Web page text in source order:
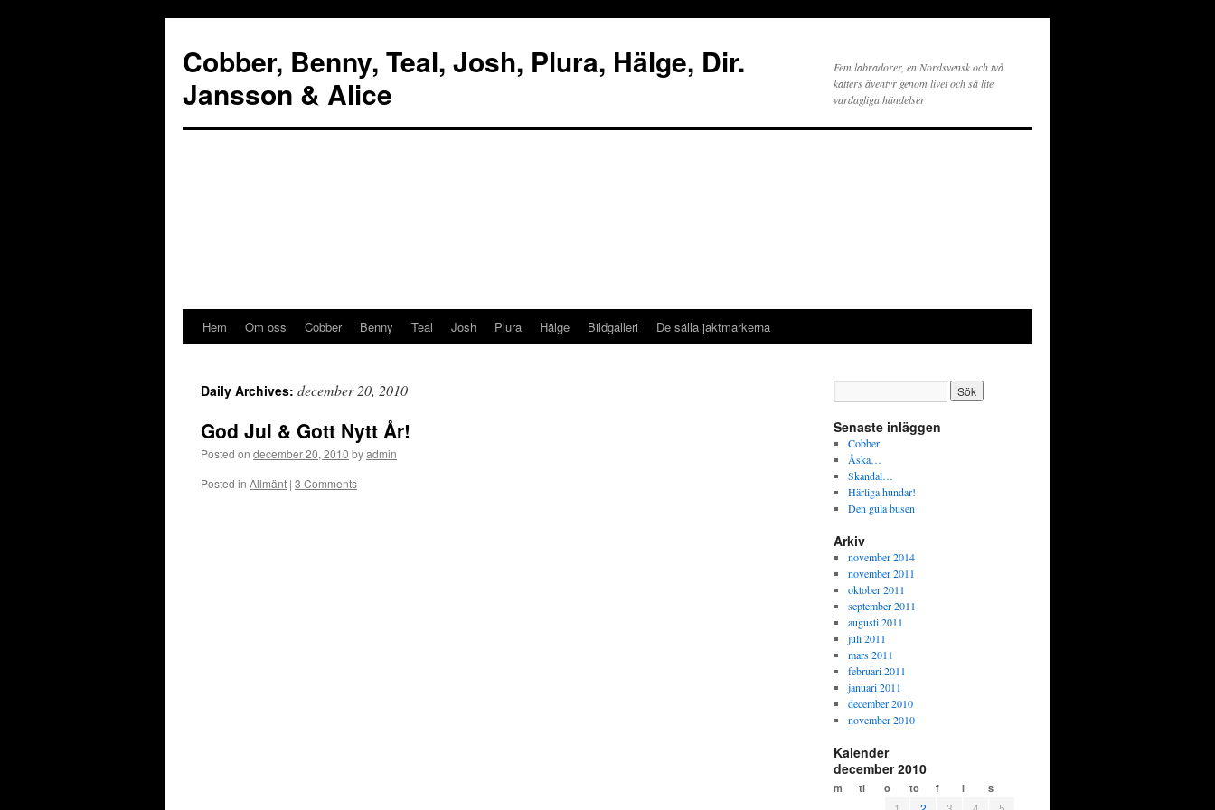
Cobber, Benny, Teal, Josh, Plura, Hälge, Dir.
Jansson & Alice
Fem labradorer, en Nordsvensk och två
katters äventyr genom livet och så lite
vardagliga händelser
Hem Om oss Cobber Benny Teal Josh Plura Hälge Bildgalleri De sälla jaktmarkerna
Daily Archives: december 20, 2010
God Jul & Gott Nytt År!
Posted on december 20, 2010 byadmin
Posted in Allmänt | 3 Comments
Senaste inläggen
Cobber
Åska…
Skandal…
Härliga hundar!
Den gula busen
Arkiv
november 2014
november 2011
oktober 2011
september 2011
augusti 2011
juli 2011
mars 2011
februari 2011
januari 2011
december 2010
november 2010
Kalender
december 2010
m ti o to f l s